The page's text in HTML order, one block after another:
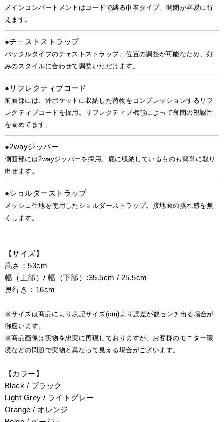
メインコンパートメントはコードで縛る巾着タイプ。開閉が容易に行
えます。
●チェストストラップ
バックルタイプのチェストストラップ。位置の調整が可能なため、好
みのスタイルに合わせて調整いただけます。
●リフレクティブコード
前面部には、外ポケットに収納した荷物をコンプレッションするリフ
レクティブコードを採用。リフレクティブ機能によって夜間の視認性
を高めてます。
●2wayジッパー
側面部には2wayジッパーを採用。底に収納しているものも簡単に取り
出せます。
●ショルダーストラップ
メッシュ生地を使用したショルダーストラップ。接地面の蒸れ感を無
くします。
【サイズ】
高さ：53cm
幅（上部）/ 幅（下部）:35.5cm / 25.5cm
奥行き：16cm
※サイズは商品により表記サイズ(cm)より誤差が数センチ出る場合が
御座います。
※商品画像は実物を忠実に再現しておりますが、お客様のモニター環
境などの問題で実物と異なって見える場合がございます。
【カラー】
Black / ブラック
Light Grey / ライトグレー
Orange / オレンジ